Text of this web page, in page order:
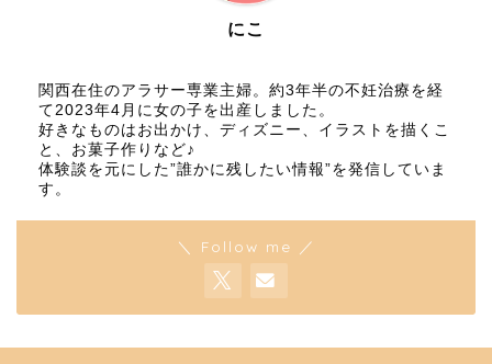
にこ
関西在住のアラサー専業主婦。約3年半の不妊治療を経
て2023年4月に女の子を出産しました。
好きなものはお出かけ、ディズニー、イラストを描くこ
と、お菓子作りなど♪
体験談を元にした”誰かに残したい情報”を発信していま
す。
＼ Follow me ／